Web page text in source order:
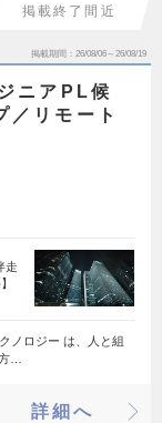
掲載終了間近
掲載期間 26/08/06～26/08/19
ニアPL候
／リモート
走
ノロジー は、人と組
…
詳細へ